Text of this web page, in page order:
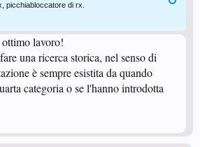
picchiabloccatore di rx.
ottimo lavoro!
una ricerca storica, nel senso di
è sempre esistita da quando
categoria o se l'hanno introdotta